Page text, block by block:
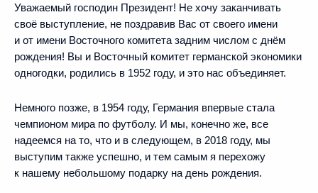
Уважаемый господин Президент! Не хочу заканчивать
своё выступление, не поздравив Вас от своего имени
и от имени Восточного комитета задним числом с днём
рождения! Вы и Восточный комитет германской экономики
одногодки, родились в 1952 году, и это нас объединяет.
Немного позже, в 1954 году, Германия впервые стала
чемпионом мира по футболу. И мы, конечно же, все
надеемся на то, что и в следующем, в 2018 году, мы
выступим также успешно, и тем самым я перехожу
к нашему небольшому подарку на день рождения.